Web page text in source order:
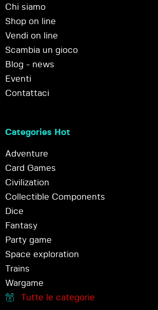
Chi siamo
Shop on line
Vendi on line
Scambia un gioco
Blog - news
Eventi
Contattaci
Categories Hot
Adventure
Card Games
Civilization
Collectible Components
Dice
Fantasy
Party game
Space exploration
Trains
Wargame
Tutte le categorie